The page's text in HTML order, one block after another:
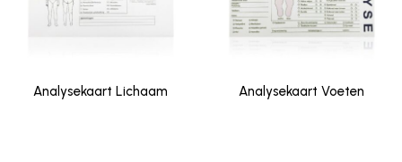
Analysekaart Lichaam Analysekaart Voeten